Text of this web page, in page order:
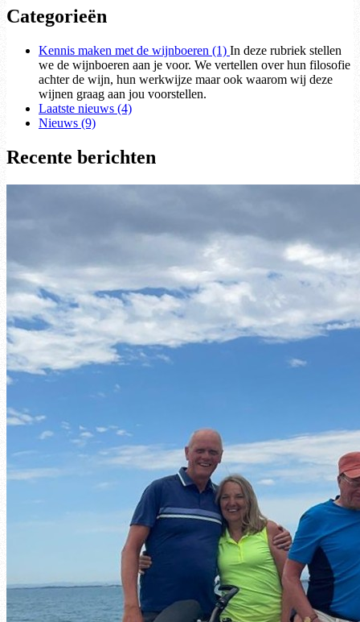
Categorieën
Kennis maken met de wijnboeren (1) In deze rubriek stellen
we de wijnboeren aan je voor. We vertellen over hun filosofie
achter de wijn, hun werkwijze maar ook waarom wij deze
wijnen graag aan jou voorstellen.
Laatste nieuws (4)
Nieuws (9)
Recente berichten